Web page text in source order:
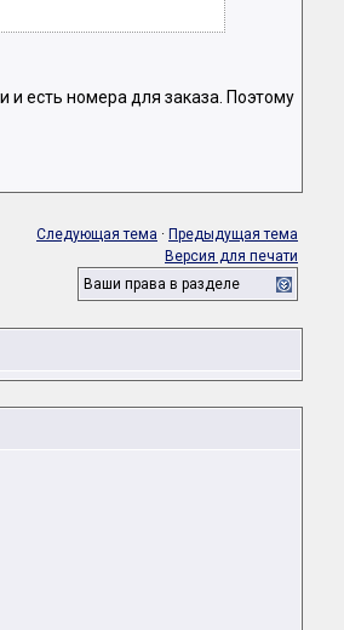
и есть номера для заказа. Поэтому
Следующая тема · Предыдущая тема
Версия для печати
Ваши права в разделе